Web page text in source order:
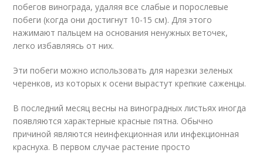
побегов винограда, удаляя все слабые и порослевые
побеги (когда они достигнут 10-15 см). Для этого
нажимают пальцем на основания ненужных веточек,
легко избавляясь от них.
Эти побеги можно использовать для нарезки зеленых
черенков, из которых к осени вырастут крепкие саженцы.
В последний месяц весны на виноградных листьях иногда
появляются характерные красные пятна. Обычно
причиной являются неинфекционная или инфекционная
краснуха. В первом случае растение просто